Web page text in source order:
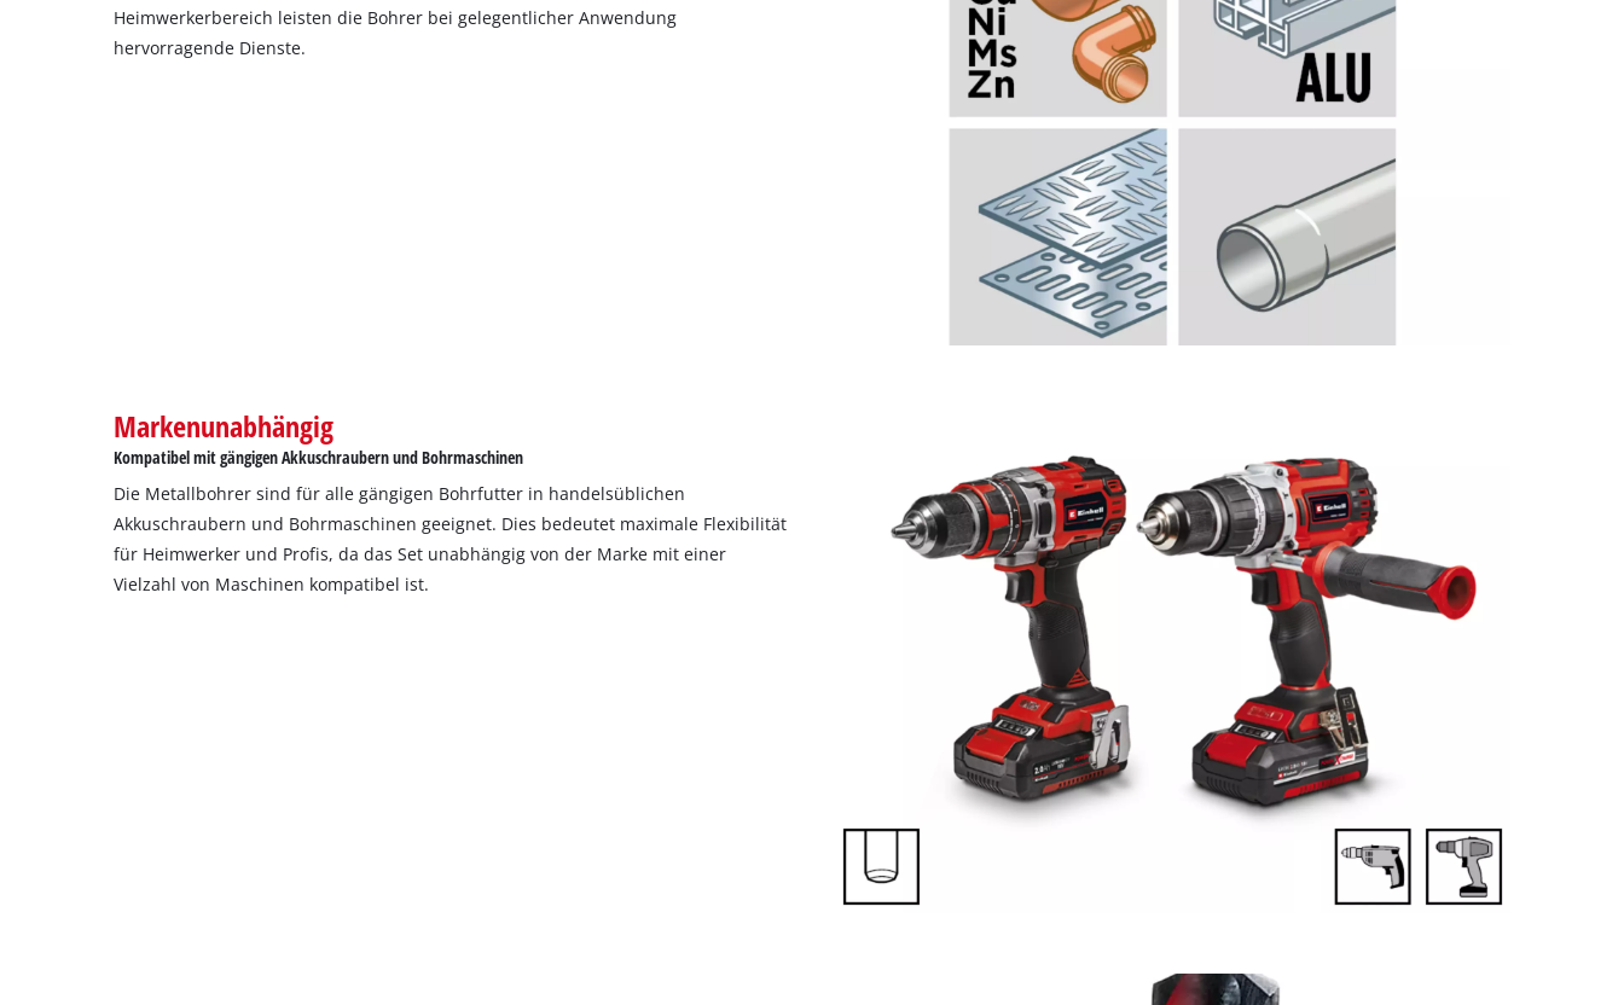
Powered byUsercentrics Consent
Management Platform
Heimwerkerbereich leisten die Bohrer bei gelegentlicher Anwendung
hervorragende Dienste.
Markenunabhängig
Kompatibel mit gängigen Akkuschraubern und Bohrmaschinen
Die Metallbohrer sind für alle gängigen Bohrfutter in handelsüblichen
Akkuschraubern und Bohrmaschinen geeignet. Dies bedeutet maximale Flexibilität
für Heimwerker und Profis, da das Set unabhängig von der Marke mit einer
Vielzahl von Maschinen kompatibel ist.